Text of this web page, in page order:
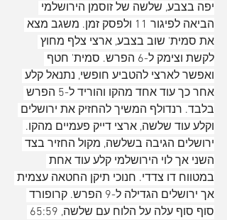
יפה בצבע, שלשה של זוסמן הירושלמי
הביאה לפיגור 11 ולפסק זמן. משגב מצא
את סמית' שוב בצבע, ארצי צלף מחוץ
לקשת וצימק ל-6 הפרש. סמית' חטף
ואפשר לארצי להטביע חופשי, נתנאל קלע
אחר כך עוד אחד מהקו והוריד ל-5 הפרש
בלבד. רנדולף המשיך להחזיק את ירושלים
וקלע עוד שלשה, ארצי דייק פעמיים מהקו.
ירושלים הגיבה בשלשה, מקול החזיר בצד
השני אך לוי הירושלמי קלע עוד אחת
במטווח דו צדדי. חנוכי תיקן החטאה עצמית
אך ירושלים הגדילה ל-9 הפרש. קרופורד